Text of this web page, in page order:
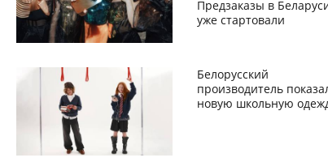
Предзаказы в
уже стартовали
Белорусский
производитель
новую школьную